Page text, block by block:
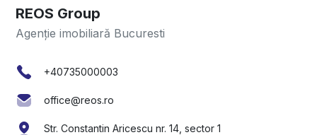
REOS Group
Agenție imobiliară Bucuresti
+40735000003
office@reos.ro
Str. Constantin Aricescu nr. 14, sector 1